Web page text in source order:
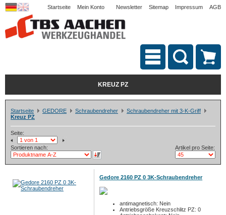
Startseite Mein Konto Newsletter Sitemap Impressum AGB
KREUZ PZ
Startseite GEDORE Schraubendreher
Schraubendreher mit 3-K-Griff
Kreuz PZ
Seite:
Sortieren nach: Artikel pro Seite:
Gedore 2160 PZ 0 3K-Schraubendreher
antimagnetisch: Nein
Antriebsgröße Kreuzschlitz PZ: 0